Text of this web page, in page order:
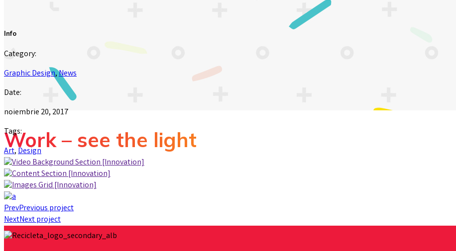
Work – see the light
Info
Category:
Graphic Design,News
Date:
noiembrie 20, 2017
Tags:
Art,Design
PrevPrevious project
NextNext project